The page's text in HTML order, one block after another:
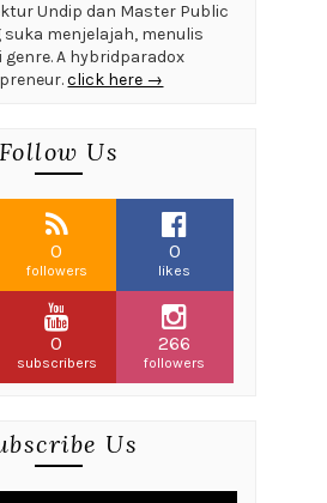
Undip dan Master Public
suka menjelajah, menulis
genre. A hybridparadox
click here →
Follow Us
0
followers
0
likes
0
subscribers
266
followers
Us